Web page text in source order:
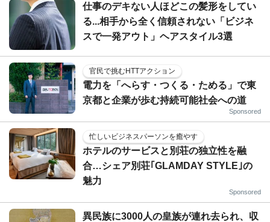
仕事のデキない人ほどこの髪形をしてい
る...相手から全く信頼されない「ビジネ
スで一発アウト」ヘアスタイル3選
官民で挑むHTTアクション
電力を「へらす・つくる・ためる」で東
京都と企業が歩む持続可能社会への道
Sponsored
忙しいビジネスパーソンを癒やす
ホテルのサービスと別荘の独立性を融
合…シェア別荘｢GLAMDAY STYLE｣の
魅力
Sponsored
異民族に3000人の皇族が連れ去られ、収